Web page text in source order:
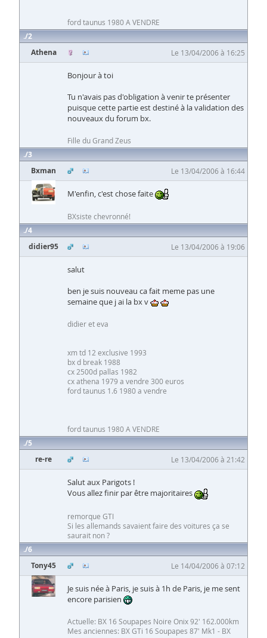
ford taunus 1980 A VENDRE
2
Athena
Le 13/04/2006 à 16:25
Bonjour à toi
Tu n'avais pas d'obligation à venir te présenter
puisque cette partie est destiné à la validation des
nouveaux du forum bx.
Fille du Grand Zeus
3
Bxman
Le 13/04/2006 à 16:44
M'enfin, c'est chose faite
BXsiste chevronné!
4
didier95
Le 13/04/2006 à 19:06
salut
ben je suis nouveau ca fait meme pas une
semaine que j ai la bx v
didier et eva
xm td 12 exclusive 1993
bx d break 1988
cx 2500d pallas 1982
cx athena 1979 a vendre 300 euros
ford taunus 1.6 1980 a vendre
ford taunus 1980 A VENDRE
5
re-re
Le 13/04/2006 à 21:42
Salut aux Parigots !
Vous allez finir par être majoritaires
remorque GTI
Si les allemands savaient faire des voitures ça se
saurait non ?
6
Tony45
Le 14/04/2006 à 07:12
Je suis née à Paris, je suis à 1h de Paris, je me sent
encore parisien
Actuelle: BX 16 Soupapes Noire Onix 92' 162.000km
Mes anciennes: BX GTi 16 Soupapes 87' Mk1 - BX